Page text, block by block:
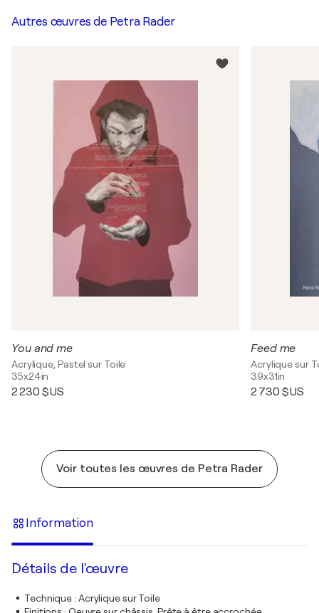
Autres œuvres de Petra Rader
You and me
Acrylique, Pastel sur Toile
35x24in
2 230 $US
Feed me
Acrylique sur
39x31in
2 730 $US
Voir toutes les œuvres de Petra Rader
Information
Détails de l'œuvre
Technique: Acrylique sur Toile